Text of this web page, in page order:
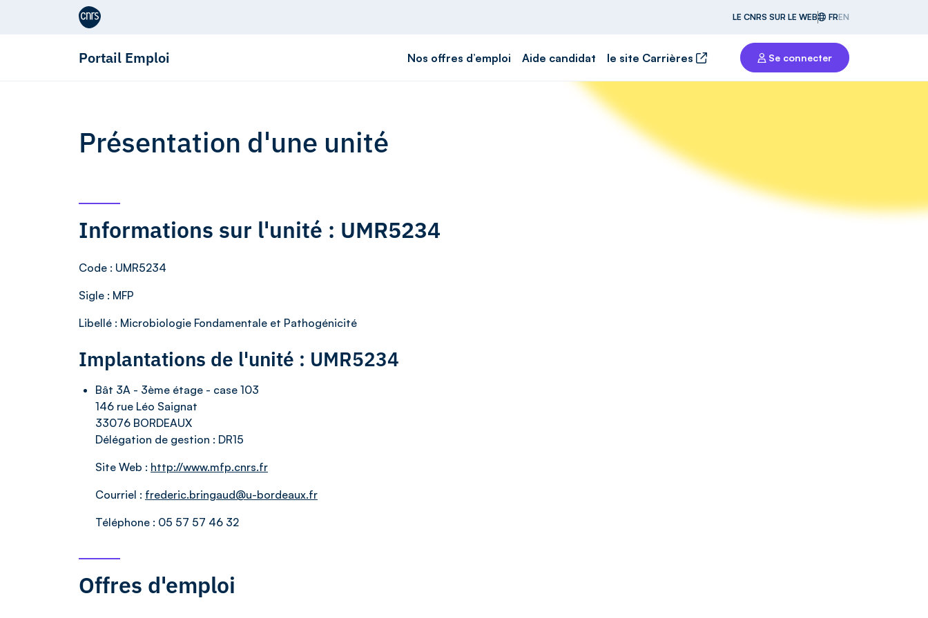
Aller au contenu
LE CNRS SUR LE WEB FREN
Portail Emploi Nos offres d’emploi Aide candidat le site Carrières Se connecter
Présentation d'une unité
Informations sur l'unité : UMR5234
Code : UMR5234
Sigle : MFP
Libellé : Microbiologie Fondamentale et Pathogénicité
Implantations de l'unité : UMR5234
Bât 3A - 3ème étage - case 103
146 rue Léo Saignat
33076 BORDEAUX
Délégation de gestion : DR15
Site Web : http://www.mfp.cnrs.fr
Courriel : frederic.bringaud@u-bordeaux.fr
Téléphone : 05 57 57 46 32
Offres d'emploi